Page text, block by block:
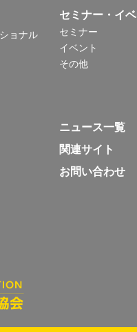
ョナル
セミナー・イ
セミナー
イベント
その他
ニュース一覧
関連サイト
お問い合わせ